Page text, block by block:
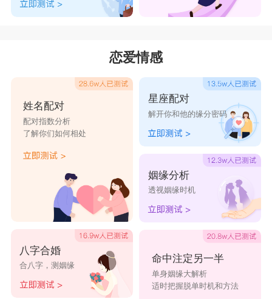
恋爱情感
姓名配对
配对指数分析
了解你们如何相处
八字合婚
合八字，测姻缘
星座配对
解开你和他的缘分密码
姻缘分析
透视姻缘时机
命中注定另一半
单身姻缘大解析
适时把握脱单时机和方法